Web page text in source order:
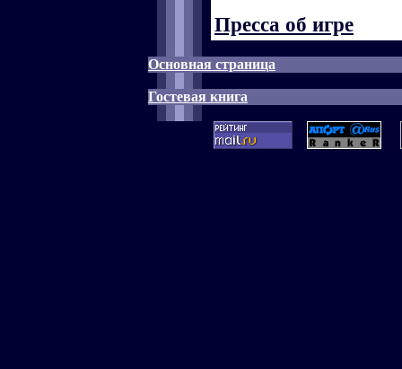
Пресса об игре
Основная страница
Гостевая книга